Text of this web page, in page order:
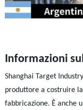
Informazioni
Shanghai Target
produttore a costruire
fabbricazione. È anche